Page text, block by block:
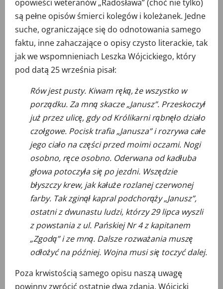
opowieści weteranów „Radosława” (choć nie tylko)
są pełne opisów śmierci kolegów i koleżanek. Jedne
suche, ograniczające się do odnotowania samego
faktu, inne zahaczające o opisy czysto literackie, tak
jak we wspomnieniach Leszka Wójcickiego, który
pod datą 25 września pisał:
Rów jest pusty. Kiwam ręką, że wszystko w
porządku. Za mną skacze „Janusz”. Przeskoczył
już przez ulicę, gdy od Królikarni rąbnęło działo
czołgowe. Pocisk trafia „Janusza” i rozrywa całe
jego ciało na części przed moimi oczami. Nogi
osobno, ręce osobno. Oderwana od kadłuba
głowa potoczyła się po jezdni. Wszędzie
błyszczy krew, jak kałuże rozlanej czerwonej
farby. Tak zginął kapral podchorąży „Janusz”,
ostatni z dwunastu ludzi, którzy 29 lipca wyszli
z powstania z ul. Pańskiej Nr 4 z kapitanem
„Zgodą” i ze mną. Dalsze rozważania muszę
odłożyć na później. Wojna musi się toczyć dalej.
Poza krwistością samego opisu naszą uwagę
powinny zwrócić ostatnie dwa zdania. Wójcicki